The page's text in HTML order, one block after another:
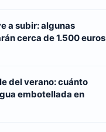
a subir: algunas
cerca de 1.500 euros
del verano: cuánto
embotellada en